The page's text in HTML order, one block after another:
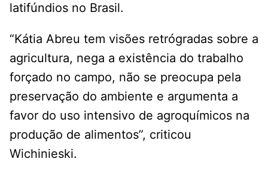
latifúndios no Brasil.
“Kátia Abreu tem visões retrógradas sobre a
agricultura, nega a existência do trabalho
forçado no campo, não se preocupa pela
preservação do ambiente e argumenta a
favor do uso intensivo de agroquímicos na
produção de alimentos”, criticou
Wichinieski.